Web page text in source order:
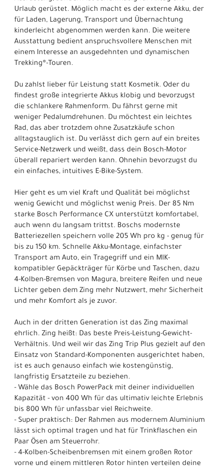
Urlaub gerüstet. Möglich macht es der externe Akku, der
für Laden, Lagerung, Transport und Übernachtung
kinderleicht abgenommen werden kann. Die weitere
Ausstattung bedient anspruchsvollere Menschen mit
einem Interesse an ausgedehnten und dynamischen
Trekking®-Touren.
Du zahlst lieber für Leistung statt Kosmetik. Oder du
findest große integrierte Akkus klobig und bevorzugst
die schlankere Rahmenform. Du fährst gerne mit
weniger Pedalumdrehunen. Du möchtest ein leichtes
Rad, das aber trotzdem ohne Zusatzkäufe schon
alltagstauglich ist. Du verlässt dich gern auf ein breites
Service-Netzwerk und weißt, dass dein Bosch-Motor
überall repariert werden kann. Ohnehin bevorzugst du
ein einfaches, intuitives E-Bike-System.
Hier geht es um viel Kraft und Qualität bei möglichst
wenig Gewicht und möglichst wenig Preis. Der 85 Nm
starke Bosch Performance CX unterstützt komfortabel,
auch wenn du langsam trittst. Boschs modernste
Batteriezellen speichern volle 205 Wh pro kg - genug für
bis zu 150 km. Schnelle Akku-Montage, einfachster
Transport am Auto, ein Tragegriff und ein MIK-
kompatibler Gepäckträger für Körbe und Taschen, dazu
4-Kolben-Bremsen von Magura, breitere Reifen und neue
Lichter geben dem Zing mehr Nutzwert, mehr Sicherheit
und mehr Komfort als je zuvor.
Auch in der dritten Generation ist das Zing maximal
ehrlich. Zing heißt: Das beste Preis-Leistung-Gewicht-
Verhältnis. Und weil wir das Zing Trip Plus gezielt auf den
Einsatz von Standard-Komponenten ausgerichtet haben,
ist es auch genauso einfach wie kostengünstig,
langfristig Ersatzteile zu beziehen.
- Wähle das Bosch PowerPack mit deiner individuellen
Kapazität - von 400 Wh für das ultimativ leichte Erlebnis
bis 800 Wh für unfassbar viel Reichweite.
- Super praktisch: Der Rahmen aus modernem Aluminium
lässt sich optimal tragen und hat für Trinkflaschen ein
Paar Ösen am Steuerrohr.
- 4-Kolben-Scheibenbremsen mit einem großen Rotor
vorne und einem mittleren Rotor hinten verteilen deine